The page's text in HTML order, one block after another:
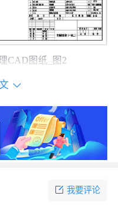
CAD图纸_图2
我要评论